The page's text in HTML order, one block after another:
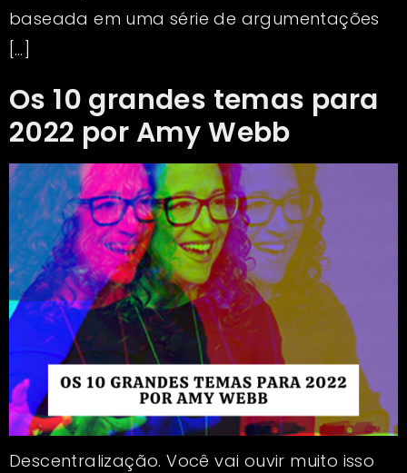
baseada em uma série de argumentações
[…]
Os 10 grandes temas para
2022 por Amy Webb
Descentralização. Você vai ouvir muito isso